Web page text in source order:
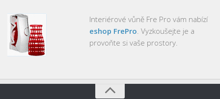
Interiérové vůně Fre Pro vám nabízí
eshop FrePro . Vyzkoušejte je a
provoňte si vaše prostory.